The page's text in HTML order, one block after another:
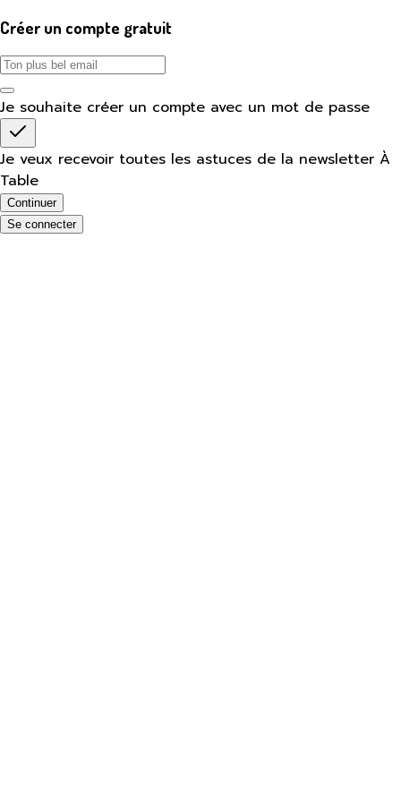
Créer un compte gratuit
Je souhaite créer un compte avec un mot de passe
Je veux recevoir toutes les astuces de la newsletter À
Table
Continuer
Se connecter